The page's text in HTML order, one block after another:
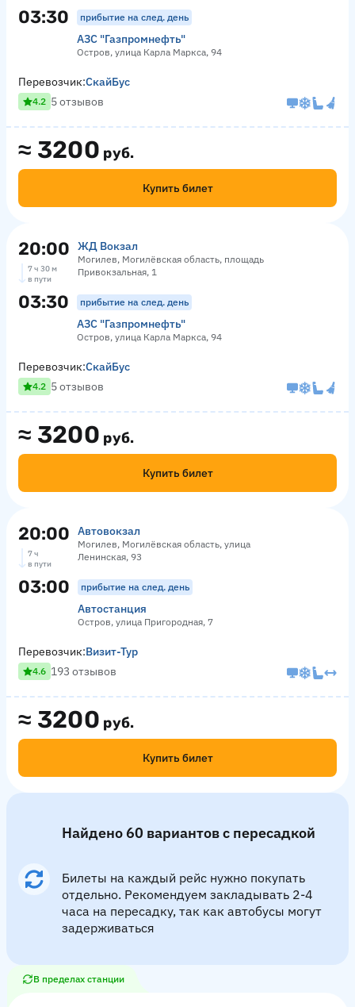
03:30 прибытие на след. день
АЗС "Газпромнефть"
Остров, улица Карла Маркса, 94
≈ 3200 руб.
Купить билет
Перевозчик:СкайБус
4.2 5 отзывов
20:00 ЖД Вокзал
Могилев, Могилёвская область, площадь
Привокзальная, 1
7 ч 30 м
в пути
03:30 прибытие на след. день
АЗС "Газпромнефть"
Остров, улица Карла Маркса, 94
≈ 3200 руб.
Купить билет
Перевозчик:СкайБус
4.2 5 отзывов
20:00 Автовокзал
Могилев, Могилёвская область, улица
Ленинская, 93
7 ч
в пути
03:00 прибытие на след. день
Автостанция
Остров, улица Пригородная, 7
≈ 3200 руб.
Купить билет
Перевозчик:Визит-Тур
4.6 193 отзывов
Найдено 60 вариантов с пересадкой
Билеты на каждый рейс нужно покупать
отдельно. Рекомендуем закладывать 2-4
часа на пересадку, так как автобусы могут
задерживаться
В пределах станции